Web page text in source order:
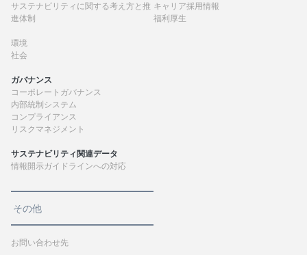
サステナビリティに関する考え方と推
進体制
環境
社会
ガバナンス
コーポレートガバナンス
内部統制システム
コンプライアンス
リスクマネジメント
サステナビリティ関連データ
情報開示ガイドラインへの対応
キャリア採用情報
福利厚生
その他
お問い合わせ先